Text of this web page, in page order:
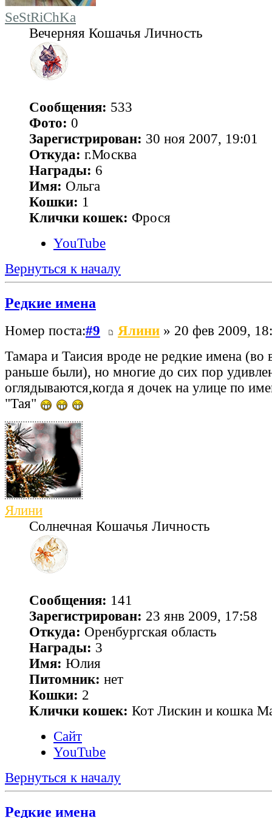
SeStRiChKa
Вечерняя Кошачья Личность
Сообщения: 533
Фото: 0
Зарегистрирован: 30 ноя 2007, 19:01
Откуда: г.Москва
Награды: 6
Имя: Ольга
Кошки: 1
Клички кошек: Фрося
YouTube
Вернуться к началу
Редкие имена
Номер поста:#9 Ялини » 20 фев 2009,
Тамара и Таисия вроде не редкие имена (во
раньше были), но многие до сих пор
оглядываются,когда я дочек на улице по
"Тая"
Ялини
Солнечная Кошачья Личность
Сообщения: 141
Зарегистрирован: 23 янв 2009, 17:58
Откуда: Оренбургская область
Награды: 3
Имя: Юлия
Питомник: нет
Кошки: 2
Клички кошек: Кот Лискин и кошка
Сайт
YouTube
Вернуться к началу
Редкие имена